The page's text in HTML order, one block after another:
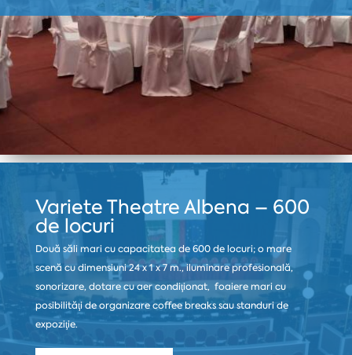
Variete Theatre Albena – 600
de locuri
Două săli mari cu capacitatea de 600 de locuri; o mare
scenă cu dimensiuni 24 x 1 x 7 m., iluminare profesională,
sonorizare, dotare cu aer condiţionat, foaiere mari cu
posibilităţi de organizare coffee breaks sau standuri de
expoziţie.